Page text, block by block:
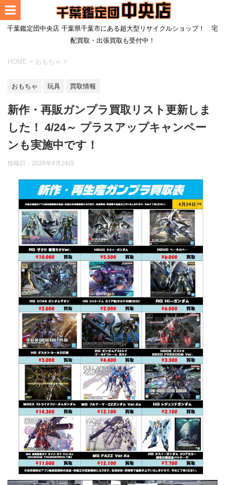
千葉鑑定団中央店 千葉県千葉市にある超大型リサイクルショップ！ 宅
配買取・出張買取も受付中！
HOME > おもちゃ >
おもちゃ 玩具 買取情報
新作・再販ガンプラ買取リスト更新しま
した！ 4/24～ プラスアップキャンペー
ンも実施中です！
投稿日： 2026年4月24日